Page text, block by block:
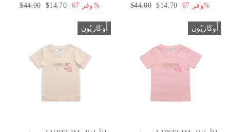
السعر
$44.00 سعر
$14.70 وفر 67%
السعر
$44.00 سعر
$14.70 وفر 67%
أُوكَازيُون أُوكَازيُون